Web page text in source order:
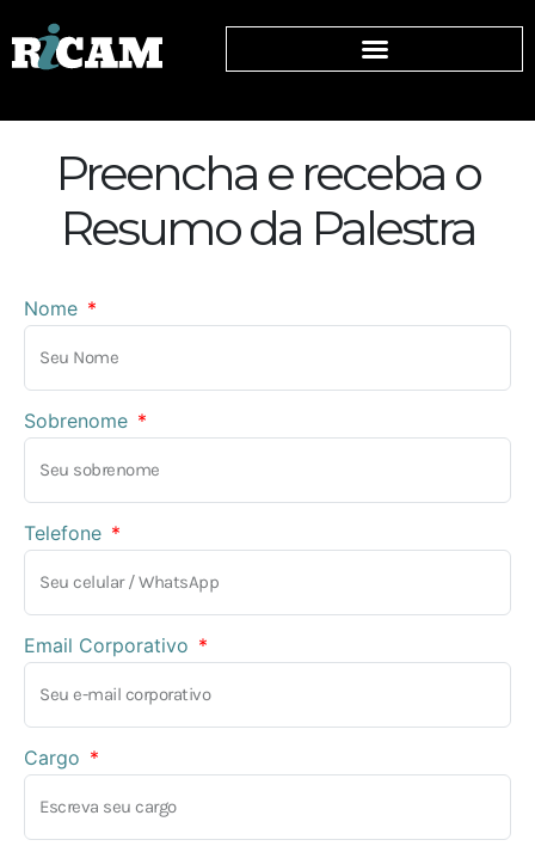
Preencha e receba o
Resumo da Palestra
Nome
Sobrenome
Telefone
Email Corporativo
Cargo